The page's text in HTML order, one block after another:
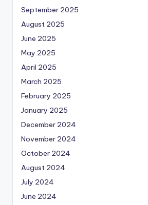
September 2025
August 2025
June 2025
May 2025
April 2025
March 2025
February 2025
January 2025
December 2024
November 2024
October 2024
August 2024
July 2024
June 2024